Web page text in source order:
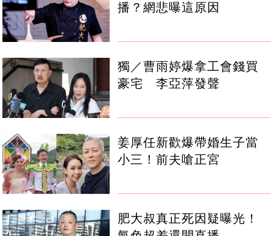
播？網悲曝這原因
獨／曹雨婷爆拿工會錢買
豪宅 李亞萍發聲
姜厚任新歡爆帶婚生子當
小三！前夫嗆正宮
肥大叔真正死因疑曝光！